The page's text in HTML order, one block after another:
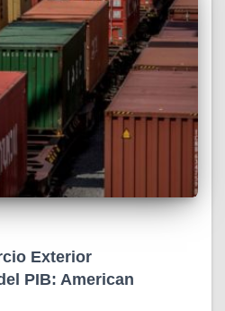
Exterior
PIB: American